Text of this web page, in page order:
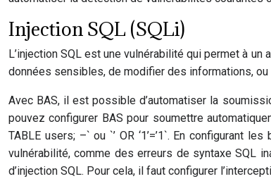
Injection SQL (SQLi)
L’injection SQL est une vulnérabilité qui permet à
données sensibles, de modifier des informations,
Avec BAS, il est possible d’automatiser la
pouvez configurer BAS pour soumettre
TABLE users; –` ou `’ OR ‘1’=’1`. En configurant
vulnérabilité, comme des erreurs de syntaxe SQL
d’injection SQL. Pour cela, il faut configurer